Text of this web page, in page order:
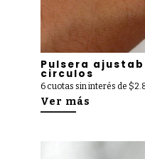
Pulsera
circulos
6 cuotas sin interés de
Ver más